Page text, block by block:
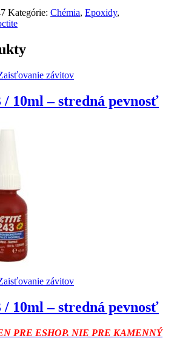
Kategórie: Chémia, Epoxidy,
závitov
/ 10ml – stredná pevnosť
závitov
/ 10ml – stredná pevnosť
PRE ESHOP. NIE PRE KAMENNÝ